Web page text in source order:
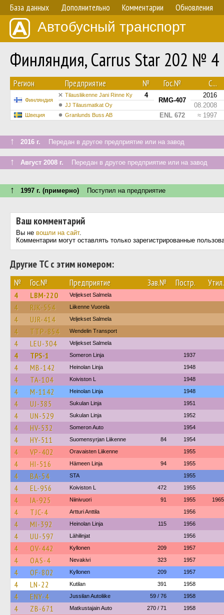
База данных Дополнительно Комментарии Обновления
Автобусный транспорт
Финляндия, Carrus Star 202 № 4
Регион Предприятие № Гос.№ С...
Финляндия
Tilausliikenne Jani Rinne Ky 4
RMG-407
2016
JJ Tilausmatkat Oy 08.2008
Швеция Granlunds Buss AB ENL 672 ≈ 1997
↑ 2016 г. Передан в другое предприятие или на завод
↑ Август 2008 г. Передан в другое предприятие или на завод
↑ 1997 г. (примерно) Поступил на предприятие
Ваш комментарий
Вы не вошли на сайт.
Комментарии могут оставлять только зарегистрированные
Другие ТС с этим номером:
№ Гос.№ Предприятие Зав.№ Постр. Утил.
4 LBM-220 Veljekset Salmela
4 RJK-554 Liikenne Vuorela
4 UJR-414 Veljekset Salmela
4 TTP-854 Wendelin Transport
4 LEU-304 Veljekset Salmela
4 TPS-1 Someron Linja 1937
4 MB-142 Heinolan Linja 1948
4 TA-104 Koiviston L 1948
4 M-1142 Heinolan Linja 1948
4 UJ-385 Sukulan Linja 1951
4 UN-529 Sukulan Linja 1952
4 HV-532 Someron Auto 1954
4 HY-511 Suomensyrjan Liikenne 84 1954
4 VP-402 Oravaisten Liikenne 1955
4 HI-516 Hämeen Linja 94 1955
4 BA-54 STA 1955
4 EL-956 Koiviston L 472 1955
4 IA-925 Niinivuori 91 1955 1965
4 TJC-4 Artturi Anttila 1956
4 MI-392 Heinolan Linja 115 1956
4 UU-597 Lähilinjat 1956
4 OV-442 Kyllonen 209 1957
4 OAS-4 Nevakivi 323 1957
4 OF-802 Kyllonen 209 1957
4 LN-22 Kutilan 391 1958
4 ENY-4 Jussilan Autoliike 59 / 76 1958
4 ZB-671 Matkustajain Auto 270 / 71 1958